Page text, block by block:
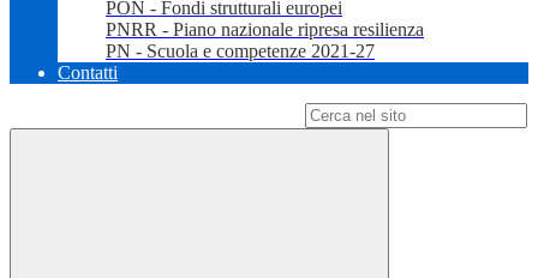
PON - Fondi strutturali europei
PNRR - Piano nazionale ripresa resilienza
PN - Scuola e competenze 2021-27
Contatti